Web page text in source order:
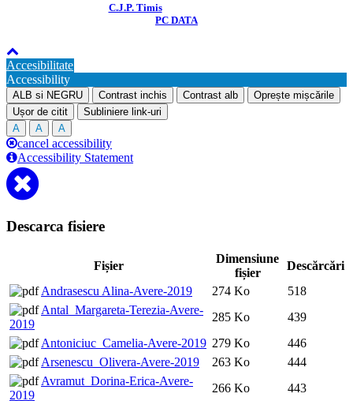
C.J.P. Timis. Toate drepturile rezervate. Dezvoltat de
PC DATA
Accesibilitate
Accessibility
ALB si NEGRU Contrast inchis Contrast alb
Oprește mișcările
Ușor de citit
Subliniere link-uri
A
A A
cancel accessibility
Accessibility Statement
Descarca fisiere
Fișier
Dimensiune
fișier
Descărcări
Andrasescu Alina-Avere-2019
274 Ko
518
Antal_Margareta-Terezia-Avere-
2019
285 Ko
439
Antoniciuc_Camelia-Avere-2019 279 Ko
446
Arsenescu_Olivera-Avere-2019
263 Ko
444
Avramut_Dorina-Erica-Avere-
2019
266 Ko
443